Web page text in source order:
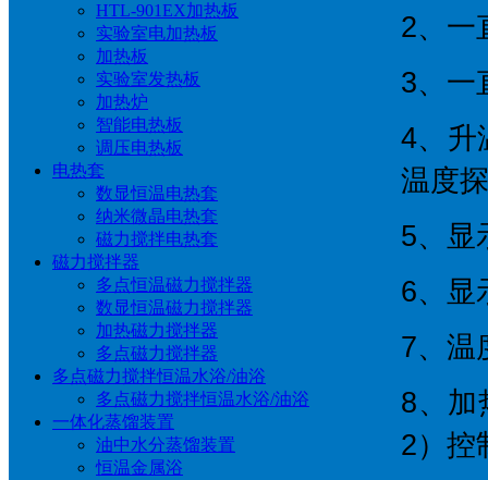
HTL-901EX加热板
实验室电加热板
加热板
实验室发热板
加热炉
智能电热板
调压电热板
电热套
数显恒温电热套
纳米微晶电热套
磁力搅拌电热套
磁力搅拌器
多点恒温磁力搅拌器
数显恒温磁力搅拌器
加热磁力搅拌器
多点磁力搅拌器
多点磁力搅拌恒温水浴/油浴
多点磁力搅拌恒温水浴/油浴
一体化蒸馏装置
油中水分蒸馏装置
恒温金属浴
2、一
3、一
4、升
温度
5、显
6、显
7、温
8、加
2）控